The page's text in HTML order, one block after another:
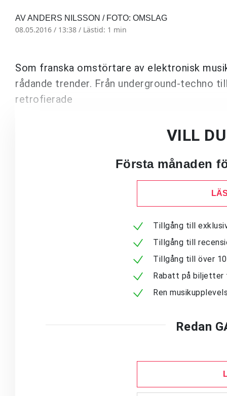
AV ANDERS NILSSON / FOTO: OMSLAG
08.05.2016 / 13:38 / Lästid: 1 min
Som franska omstörtare av elektronisk
rådande trender. Från underground-techno
retrofierade
VILL
Första månaden
Tillgång till
Tillgång till
Tillgång till över
Rabatt på
Ren
Redan